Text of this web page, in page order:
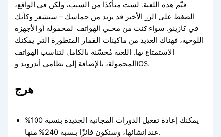
قيّم هذه اللعبة. لست متأكدًا من السبب، ولكن في الواقع،
الضغط على الزر الأخير قد يزيد من حماسك – ستشعر وكأنك
في كازينو. سواء كنت من محبي الهواتف المحمولة أو الأجهزة
اللوحية، فهناك العديد من ماكينات القمار المتطورة التي يمكنك
الاستمتاع بها. اللعبة مُحسّنة بالكامل لتناسب الهواتف
المحمولة، بالإضافة إلى نظامي أندرويد وiOS.
هرج
يمكنك إعادة تفعيل الدورات المجانية الجديدة بنسبة 100%
عند إنشائها، وستكون فائزًا بنسبة 240% منها.